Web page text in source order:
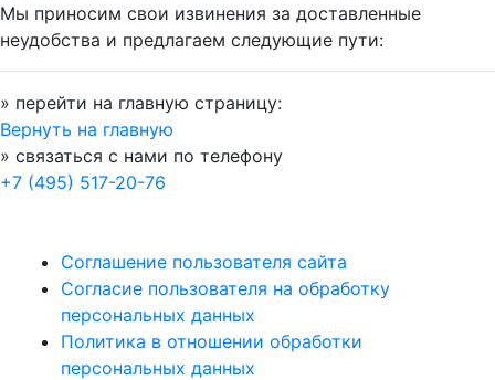
Мы приносим свои извинения за доставленные
неудобства и предлагаем следующие пути:
» перейти на главную страницу:
Вернуть на главную
» связаться с нами по телефону
+7 (495) 517-20-76
Соглашение пользователя сайта
Согласие пользователя на обработку
персональных данных
Политика в отношении обработки
персональных данных